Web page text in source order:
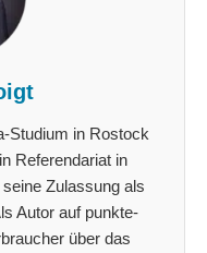
Studium in Rostock
Referendariat in
Zulassung als
Autor auf punkte-
über das